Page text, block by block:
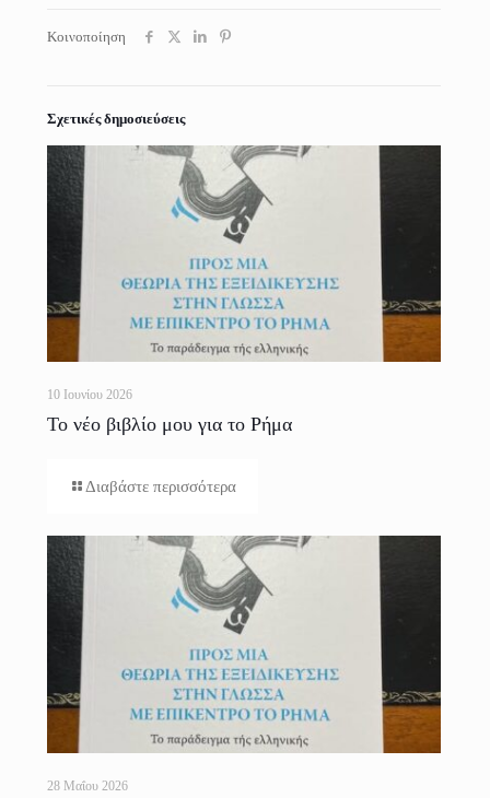
Κοινοποίηση
Σχετικές δημοσιεύσεις
10 Ιουνίου 2026
Το νέο βιβλίο μου για το Ρήμα
Διαβάστε περισσότερα
28 Μαΐου 2026